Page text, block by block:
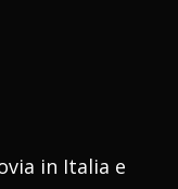
in Italia e